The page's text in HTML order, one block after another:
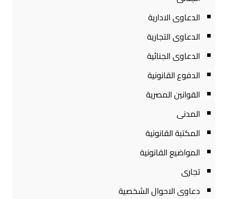
الدعاوى الادارية
الدعاوى التجارية
الدعاوى الجنائية
الدفوع القانونية
القوانين المصرية
المدنى
المكتبة القانونية
المواضيع القانونية
تجارى
دعاوى الاحوال الشخصية